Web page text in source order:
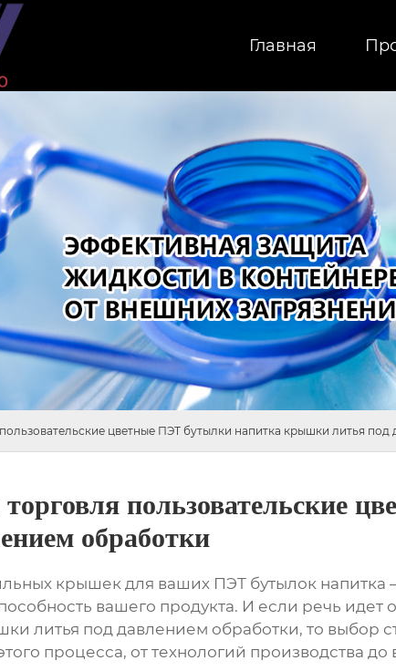
Главная
цветные ПЭТ бутылки напитка крышки литья под
пользовательские
обработки
крышек для ваших ПЭТ бутылок напитка
вашего продукта. И если речь идет
литья под давлением обработки, то выбор
процесса, от технологий производства